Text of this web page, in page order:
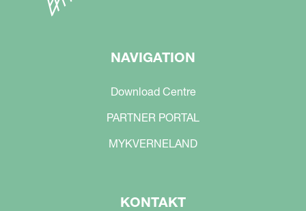
NAVIGATION
Download Centre
PARTNER PORTAL
MYKVERNELAND
KONTAKT